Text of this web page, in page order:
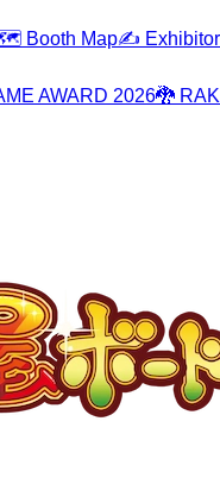
Booth Map✍️
AWARD 2026🐉